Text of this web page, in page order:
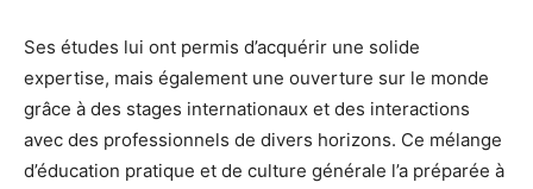
Ses études lui ont permis d’acquérir une solide
expertise, mais également une ouverture sur le monde
grâce à des stages internationaux et des interactions
avec des professionnels de divers horizons. Ce mélange
d’éducation pratique et de culture générale l’a préparée à